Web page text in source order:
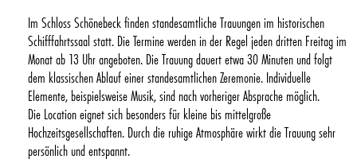
Im Schloss Schönebeck finden standesamtliche Trauungen im historischen
Schifffahrtssaal statt. Die Termine werden in der Regel jeden dritten Freitag im
Monat ab 13 Uhr angeboten. Die Trauung dauert etwa 30 Minuten und folgt
dem klassischen Ablauf einer standesamtlichen Zeremonie. Individuelle
Elemente, beispielsweise Musik, sind nach vorheriger Absprache möglich.
Die Location eignet sich besonders für kleine bis mittelgroße
Hochzeitsgesellschaften. Durch die ruhige Atmosphäre wirkt die Trauung sehr
persönlich und entspannt.